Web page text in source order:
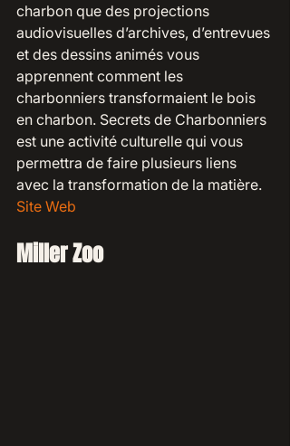
charbon que des projections
audiovisuelles d’archives, d’entrevues
et des dessins animés vous
apprennent comment les
charbonniers transformaient le bois
en charbon. Secrets de Charbonniers
est une activité culturelle qui vous
permettra de faire plusieurs liens
avec la transformation de la matière.
Site Web
Miller Zoo